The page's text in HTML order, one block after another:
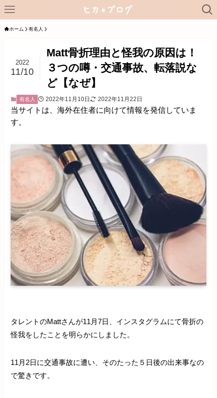
ホーム 有名人
Matt骨折理由と怪我の原因は！
３つの噂・交通事故、転落説な
ど【なぜ】
2022
11/10
有名人 2022年11月10日 2022年11月22日
当サイトは、海外在住者に向けて情報を発信していま
す。
タレントのMattさんが11月7日、インスタグラムにて骨折の
怪我をしたことを明らかにしました。
11月2日に交通事故に遭い、そのたった５日後の出来事なの
で驚きです。